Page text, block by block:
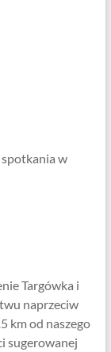
w
Targówka i
naprzeciw
km od naszego
sugerowanej